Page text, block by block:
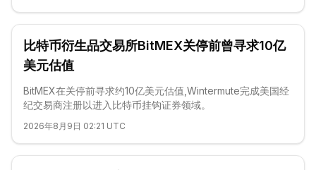
比特币衍生品交易所BitMEX关停前曾寻求10亿
美元估值
BitMEX在关停前寻求约10亿美元估值,Wintermute完成美国经
纪交易商注册以进入比特币挂钩证券领域。
2026年8月9日 02:21 UTC